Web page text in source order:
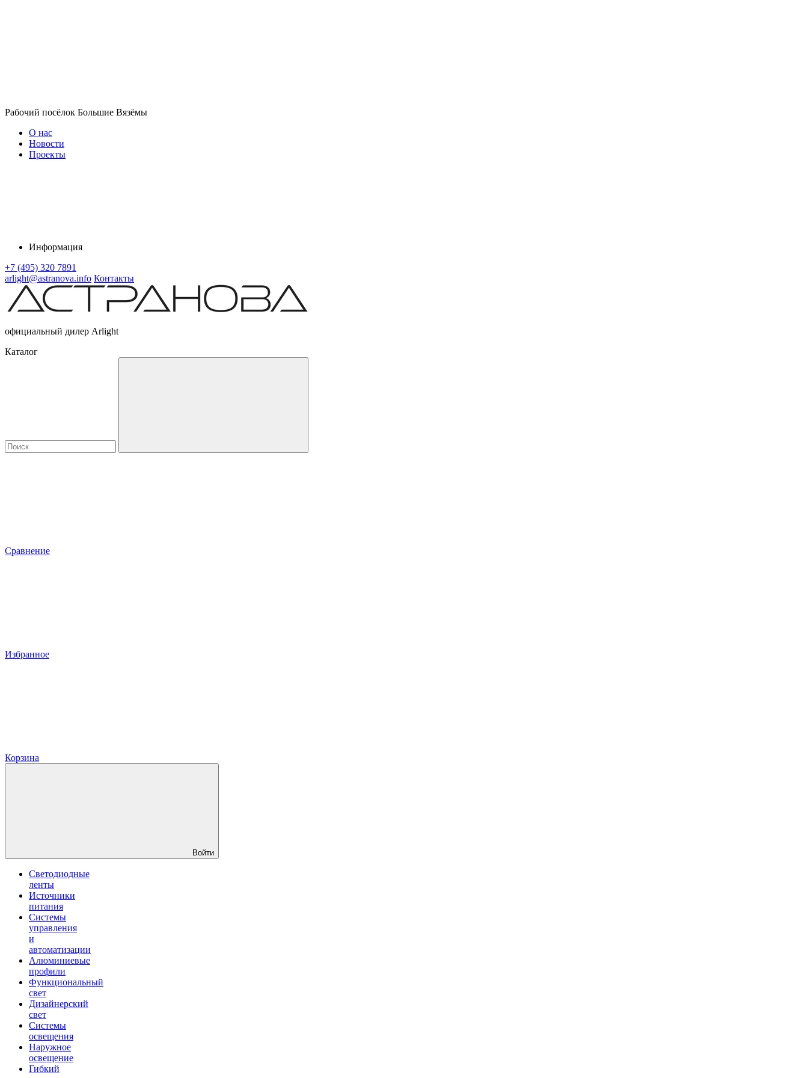
Рабочий посёлок Большие Вязёмы
О нас
Новости
Проекты
Информация
+7 (495) 320 7891
arlight@astranova.info Контакты
официальный дилер Arlight
Каталог
Сравнение
Избранное
Корзина
Войти
Светодиодные
ленты
Источники
питания
Системы
управления
и
автоматизации
Алюминиевые
профили
Функциональный
свет
Дизайнерский
свет
Системы
освещения
Наружное
освещение
Гибкий